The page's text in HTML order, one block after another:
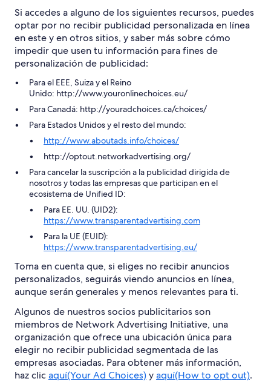
Si accedes a alguno de los siguientes recursos, puedes
optar por no recibir publicidad personalizada en línea
en este y en otros sitios, y saber más sobre cómo
impedir que usen tu información para fines de
personalización de publicidad:
Para el EEE, Suiza y el Reino
Unido: http://www.youronlinechoices.eu/
Para Canadá: http://youradchoices.ca/choices/
Para Estados Unidos y el resto del mundo:
http://www.aboutads.info/choices/
http://optout.networkadvertising.org/
Para cancelar la suscripción a la publicidad dirigida de
nosotros y todas las empresas que participan en el
ecosistema de Unified ID:
Para EE. UU. (UID2):
https://www.transparentadvertising.com
Para la UE (EUID):
https://www.transparentadvertising.eu/
Toma en cuenta que, si eliges no recibir anuncios
personalizados, seguirás viendo anuncios en línea,
aunque serán generales y menos relevantes para ti.
Algunos de nuestros socios publicitarios son
miembros de Network Advertising Initiative, una
organización que ofrece una ubicación única para
elegir no recibir publicidad segmentada de las
empresas asociadas. Para obtener más información,
haz clic aquí(Your Ad Choices)yaquí(How to opt out).